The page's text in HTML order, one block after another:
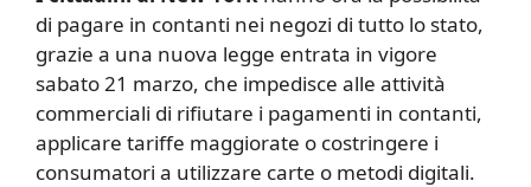
di pagare in contanti nei negozi di tutto lo stato,
grazie a una nuova legge entrata in vigore
sabato 21 marzo, che impedisce alle attività
commerciali di rifiutare i pagamenti in contanti,
applicare tariffe maggiorate o costringere i
consumatori a utilizzare carte o metodi digitali.